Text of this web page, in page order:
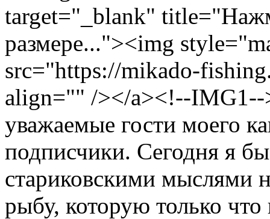
target="_blank"
размере..."><img
src="https://mikado-
align="" /></a><!--IMG1--
уважаемые гости моего
подписчики. Сегодня я
стариковскими мыслями
рыбу, которую только